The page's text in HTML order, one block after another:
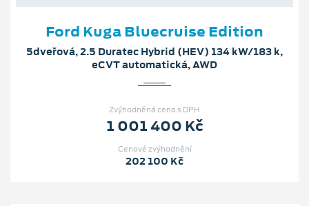
Ford Kuga Bluecruise Edition
5dveřová, 2.5 Duratec Hybrid (HEV) 134 kW/183 k,
eCVT automatická, AWD
Zvýhodněná cena s DPH
1 001 400 Kč
Cenové zvýhodnění
202 100 Kč